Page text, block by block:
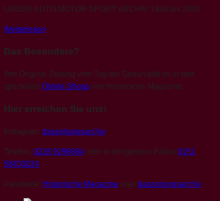
UNSER AUTO MOTOR SPORT ARCHIV 1946 bis 2000
Weiterlesen
Das Besondere?
Ihre Original Zeitung vom Tag der Geburt gibt es in den
speziellen Online Shops von Historische Magazine.
Hier erreichen Sie uns!
Instagram: daszeitungsarchiv
Telefon: 0228 9296984 oder in dringenden Fällen 0151
58453024
Facebook: Historische Magazine oder daszeitungsarchiv